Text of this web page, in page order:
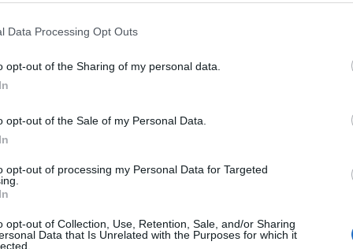
Data Processing Opt Outs
opt-out of the Sharing of my personal data.
opt-out of the Sale of my Personal Data.
opt-out of processing my Personal Data for Targeted
opt-out of Collection, Use, Retention, Sale, and/or Sharing
Data that Is Unrelated with the Purposes for which it
χηρείας,για τους οποίου
ενώ προβλέπεται ότι θα συνεχίσει κανονικά
όπως οι συντάξεις χηρείας, όπου
πηγάζει εξ ιδίου δικαιώματος.
ανάρτησή της, η ρύθμιση βάζει τέλος σε